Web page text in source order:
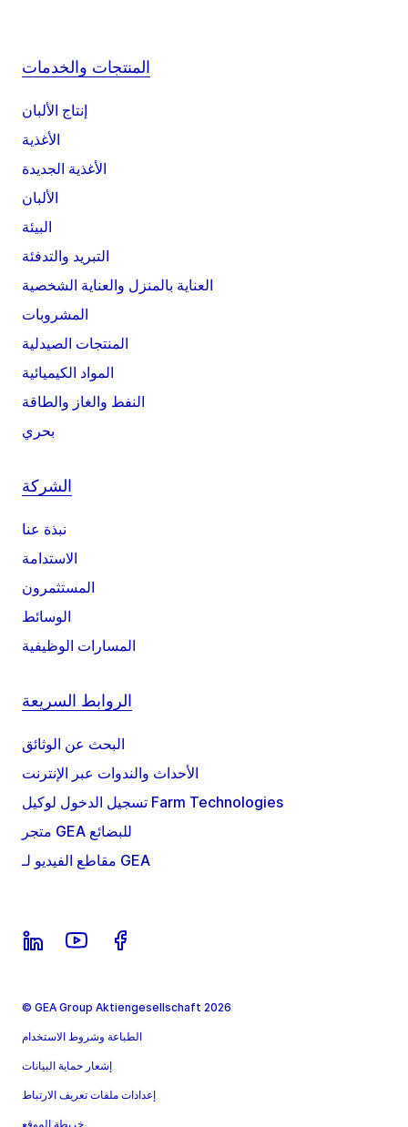
المنتجات والخدمات
إنتاج الألبان
الأغذية
الأغذية الجديدة
الألبان
البيئة
التبريد والتدفئة
العناية بالمنزل والعناية الشخصية
المشروبات
المنتجات الصيدلية
المواد الكيميائية
النفط والغاز والطاقة
بحري
الشركة
نبذة عنا
الاستدامة
المستثمرون
الوسائط
المسارات الوظيفية
الروابط السريعة
البحث عن الوثائق
الأحداث والندوات عبر الإنترنت
تسجيل الدخول لوكيل Farm Technologies
متجر GEA للبضائع
مقاطع الفيديو لـ GEA
© GEA Group Aktiengesellschaft 2026
الطباعة وشروط الاستخدام
إشعار حماية البيانات
إعدادات ملفات تعريف الارتباط
خريطة الموقع